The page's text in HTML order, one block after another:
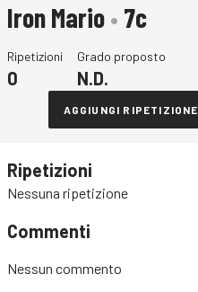
Iron Mario• 7c
Ripetizioni
0
Grado proposto
N.D.
AGGIUNGI RIPETIZIONE
Ripetizioni
Nessuna ripetizione
Commenti
Nessun commento